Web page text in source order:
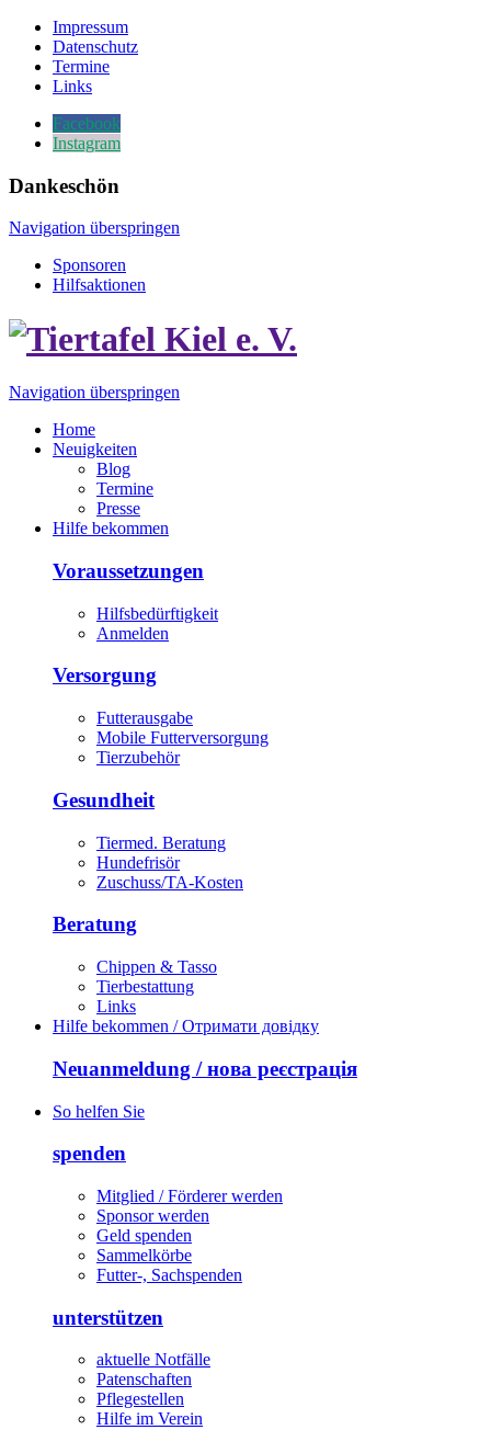
Impressum
Datenschutz
Termine
Links
Facebook
Instagram
Dankeschön
Navigation überspringen
Sponsoren
Hilfsaktionen
Navigation überspringen
Home
Neuigkeiten
Blog
Termine
Presse
Hilfe bekommen
Voraussetzungen
Hilfsbedürftigkeit
Anmelden
Versorgung
Futterausgabe
Mobile Futterversorgung
Tierzubehör
Gesundheit
Tiermed. Beratung
Hundefrisör
Zuschuss/TA-Kosten
Beratung
Chippen & Tasso
Tierbestattung
Links
Hilfe bekommen / Отримати довідку
Neuanmeldung / нова реєстрація
So helfen Sie
spenden
Mitglied / Förderer werden
Sponsor werden
Geld spenden
Sammelkörbe
Futter-, Sachspenden
unterstützen
aktuelle Notfälle
Patenschaften
Pflegestellen
Hilfe im Verein